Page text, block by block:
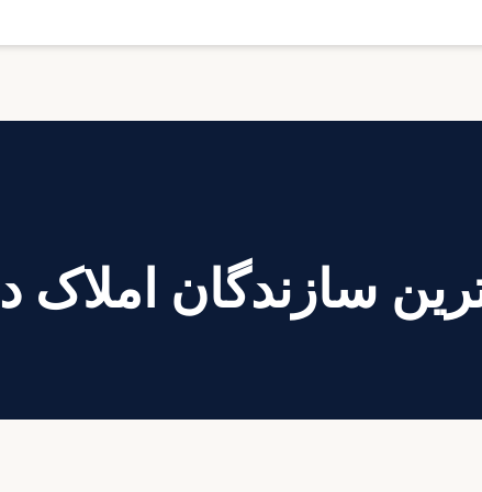
سازندگان املاک